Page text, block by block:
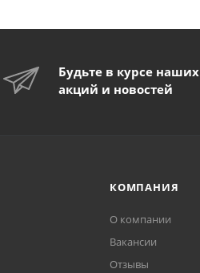
Будьте в курсе наших
акций и новостей
КОМПАНИЯ
О компании
Вакансии
Отзывы